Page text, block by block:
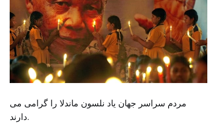
مردم سراسر جهان یاد نلسون ماندلا را گرامی می
دارند.